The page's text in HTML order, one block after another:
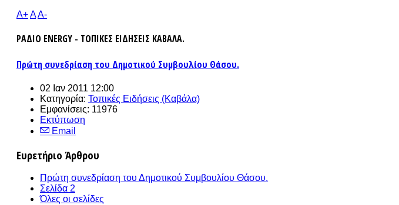
A+AA-
ΡΑΔΙΟ ENERGY - ΤΟΠΙΚΕΣ ΕΙΔΗΣΕΙΣ ΚΑΒΑΛΑ.
Πρώτη συνεδρίαση του Δημοτικού Συμβουλίου Θάσου.
02 Ιαν 2011 12:00
Κατηγορία: Τοπικές Ειδήσεις (Καβάλα)
Εμφανίσεις: 11976
Εκτύπωση
Email
Ευρετήριο Άρθρου
Πρώτη συνεδρίαση του Δημοτικού Συμβουλίου Θάσου.
Σελίδα 2
Όλες οι σελίδες